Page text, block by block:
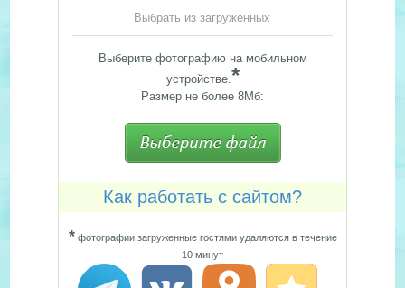
Выбрать из загруженных
Выберите фотографию на мобильном
устройстве.*
Размер не более 8Мб:
Как работать с сайтом?
*фотографии загруженные гостями удаляются в течение
10 минут